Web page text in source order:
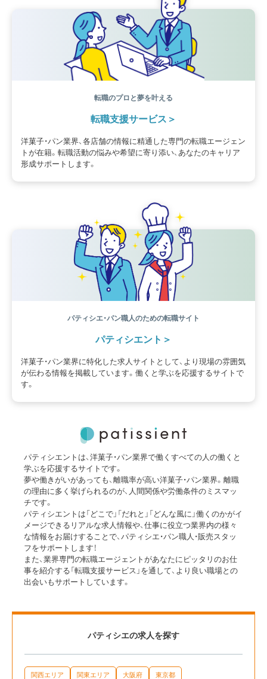
生菓子
アシェットデセール
フランス オーブン担当 チョコレート
転職のプロと夢を叶える
転職支援サービス
洋菓子・パン業界、各店舗の情報に精通した専門の転職エージェン
トが在籍。転職活動の悩みや希望に寄り添い、あなたのキャリア
形成サポートします。
パティシエ・パン職人のための転職サイト
パティシエント
洋菓子・パン業界に特化した求人サイトとして、より現場の雰囲気
が伝わる情報を掲載しています。働くと学ぶを応援するサイトで
す。
パティシエントは、洋菓子・パン業界で働くすべての人の働くと
学ぶを応援するサイトです。
夢や働きがいがあっても、離職率が高い洋菓子・パン業界。離職
の理由に多く挙げられるのが、人間関係や労働条件のミスマッ
チです。
パティシエントは「どこで」「だれと」「どんな風に」働くのかがイ
メージできるリアルな求人情報や、仕事に役立つ業界内の様々
な情報をお届けすることで、パティシエ・パン職人・販売スタッ
フをサポートします！
また、業界専門の転職エージェントがあなたにピッタリのお仕
事を紹介する「転職支援サービス」を通して、より良い職場との
出会いもサポートしています。
パティシエの求人を探す
関西エリア 関東エリア 大阪府 東京都